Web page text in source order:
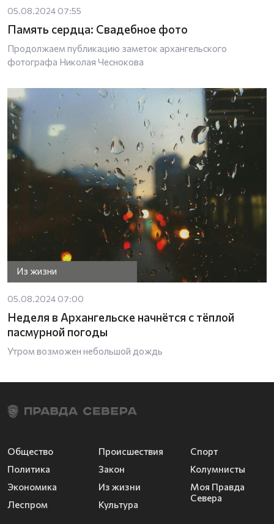
05.08.2024 07:55
Память сердца: Свадебное фото
Продолжаем публикацию заметок архангельского
фотографа Николая Чеснокова
Из жизни
05.08.2024 07:00
Неделя в Архангельске начнётся с тёплой
пасмурной погоды
Утром возможен небольшой дождь
Общество
Политика
Экономика
Леспром
Происшествия
Закон
Из жизни
Культура
Спорт
Колумнисты
Моя Правда
Севера